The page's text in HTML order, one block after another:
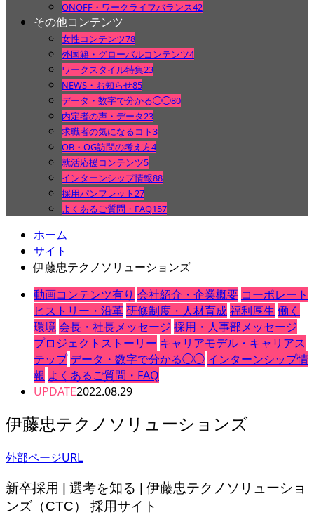
ONOFF・ワークライフバランス42
その他コンテンツ
女性コンテンツ78
外国籍・グローバルコンテンツ4
ワークスタイル特集23
NEWS・お知らせ85
データ・数字で分かる◯◯80
内定者の声・データ23
求職者の気になるコト3
OB・OG訪問の考え方4
就活応援コンテンツ5
インターンシップ情報88
採用パンフレット27
よくあるご質問・FAQ157
ホーム
サイト
伊藤忠テクノソリューションズ
動画コンテンツ有り 会社紹介・企業概要 コーポレート
ヒストリー・沿革研修制度・人材育成福利厚生 働く
環境会長・社長メッセージ 採用・人事部メッセージ
プロジェクトストーリー キャリアモデル・キャリアス
テップ データ・数字で分かる◯◯ インターンシップ情
報 よくあるご質問・FAQ
UPDATE2022.08.29
伊藤忠テクノソリューションズ
外部ページURL
新卒採用 | 選考を知る | 伊藤忠テクノソリューショ
ンズ（CTC） 採用サイト